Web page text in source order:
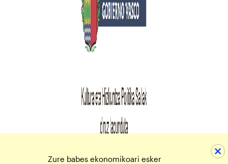
Zure babes ekonomikoari esker